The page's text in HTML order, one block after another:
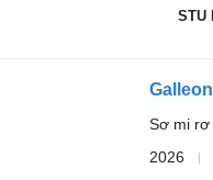
STU
Sơ mi rơ
2026